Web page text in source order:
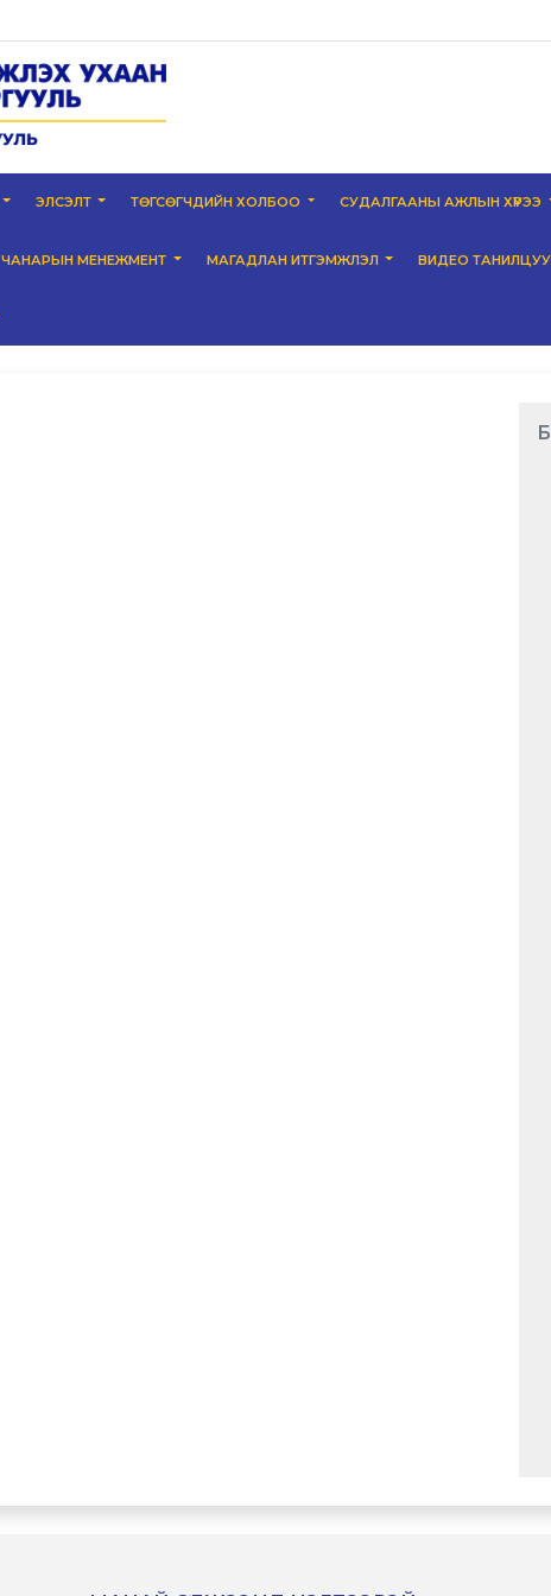
ЭЛСЭЛТ ТӨГСӨГЧДИЙН ХОЛБОО СУДАЛГААНЫ АЖЛЫН ХҮРЭЭ
ЧАНАРЫН МЕНЕЖМЕНТ МАГАДЛАН ИТГЭМЖЛЭЛ ВИДЕО